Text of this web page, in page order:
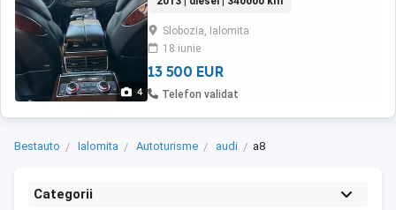
4
Slobozia, Ialomita
18 iunie
13 500 EUR
Telefon validat
Bestauto Ialomita Autoturisme audi a8
Categorii